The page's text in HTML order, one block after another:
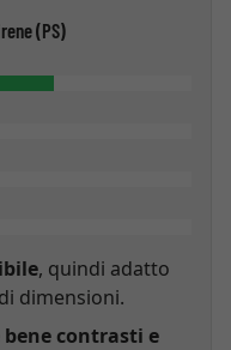
(PS)
, quindi adatto
dimensioni.
contrasti e